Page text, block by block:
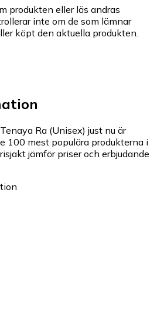
produkten eller läs andras
inte om de som lämnar
köpt den aktuella produkten.
Ra (Unisex) just nu är
100 mest populära produkterna i
jämför priser och erbjudande